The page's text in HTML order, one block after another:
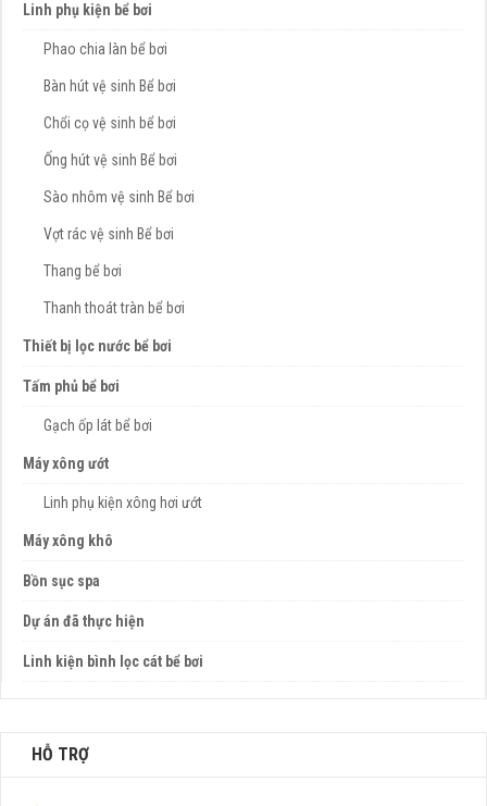
Linh phụ kiện bể bơi
Phao chia làn bể bơi
Bàn hút vệ sinh Bể bơi
Chổi cọ vệ sinh bể bơi
Ống hút vệ sinh Bể bơi
Sào nhôm vệ sinh Bể bơi
Vợt rác vệ sinh Bể bơi
Thang bể bơi
Thanh thoát tràn bể bơi
Thiết bị lọc nước bể bơi
Tấm phủ bể bơi
Gạch ốp lát bể bơi
Máy xông ướt
Linh phụ kiện xông hơi ướt
Máy xông khô
Bồn sục spa
Dự án đã thực hiện
Linh kiện bình lọc cát bể bơi
HỖ TRỢ